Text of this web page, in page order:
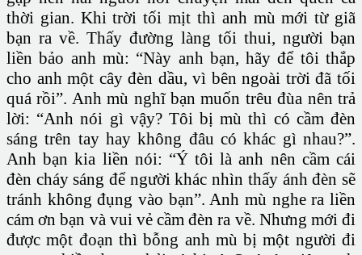
thời gian. Khi trời tối mịt thì anh mù mới từ giã
bạn ra về. Thấy đường làng tối thui, người bạn
liền bảo anh mù: “Này anh bạn, hãy để tôi thắp
cho anh một cây đèn dầu, vì bên ngoài trời đã tối
quá rồi”. Anh mù nghĩ bạn muốn trêu đùa nên trả
lời: “Anh nói gì vậy? Tôi bị mù thì có cầm đèn
sáng trên tay hay không đâu có khác gì nhau?”.
Anh bạn kia liền nói: “Ý tôi là anh nên cầm cái
đèn cháy sáng để người khác nhìn thấy ánh đèn sẽ
tránh không đụng vào bạn”. Anh mù nghe ra liền
cám ơn bạn và vui vẻ cầm đèn ra về. Nhưng mới đi
được một đoạn thì bỗng anh mù bị một người đi